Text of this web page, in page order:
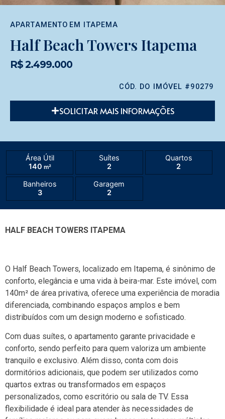
APARTAMENTO EM ITAPEMA
Half Beach Towers Itapema
R$ 2.499.000
CÓD. DO IMÓVEL #90279
SOLICITAR MAIS INFORMAÇÕES
Área Útil
140 m²
Suítes
2
Quartos
2
Banheiros
3
Garagem
2
HALF BEACH TOWERS ITAPEMA
O Half Beach Towers, localizado em Itapema, é sinônimo de
conforto, elegância e uma vida à beira-mar. Este imóvel, com
140m² de área privativa, oferece uma experiência de moradia
diferenciada, combinando espaços amplos e bem
distribuídos com um design moderno e sofisticado.
Com duas suítes, o apartamento garante privacidade e
conforto, sendo perfeito para quem valoriza um ambiente
tranquilo e exclusivo. Além disso, conta com dois
dormitórios adicionais, que podem ser utilizados como
quartos extras ou transformados em espaços
personalizados, como escritório ou sala de TV. Essa
flexibilidade é ideal para atender às necessidades de